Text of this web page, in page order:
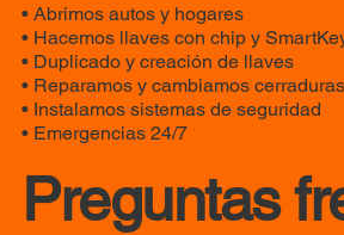
• Abrimos autos y hogares
• Hacemos llaves con chip y
• Duplicado y creación de llaves
• Reparamos y cambiamos cerraduras
• Instalamos sistemas de seguridad
• Emergencias 24/7
Preguntas